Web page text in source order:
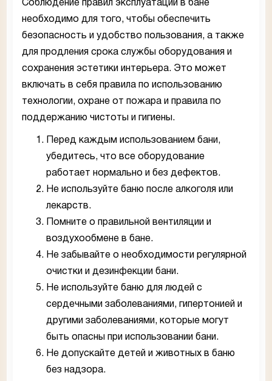
Соблюдение правил эксплуатации в бане
необходимо для того, чтобы обеспечить
безопасность и удобство пользования, а также
для продления срока службы оборудования и
сохранения эстетики интерьера. Это может
включать в себя правила по использованию
технологии, охране от пожара и правила по
поддержанию чистоты и гигиены.
Перед каждым использованием бани,
убедитесь, что все оборудование
работает нормально и без дефектов.
Не используйте баню после алкоголя или
лекарств.
Помните о правильной вентиляции и
воздухообмене в бане.
Не забывайте о необходимости регулярной
очистки и дезинфекции бани.
Не используйте баню для людей с
сердечными заболеваниями, гипертонией и
другими заболеваниями, которые могут
быть опасны при использовании бани.
Не допускайте детей и животных в баню
без надзора.